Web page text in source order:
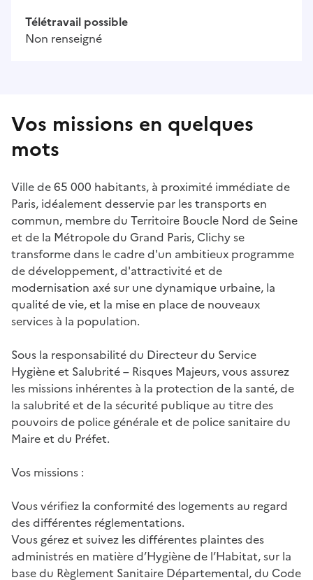
Télétravail possible
Non renseigné
Vos missions en quelques
mots
Ville de 65 000 habitants, à proximité immédiate de
Paris, idéalement desservie par les transports en
commun, membre du Territoire Boucle Nord de Seine
et de la Métropole du Grand Paris, Clichy se
transforme dans le cadre d'un ambitieux programme
de développement, d'attractivité et de
modernisation axé sur une dynamique urbaine, la
qualité de vie, et la mise en place de nouveaux
services à la population.
Sous la responsabilité du Directeur du Service
Hygiène et Salubrité – Risques Majeurs, vous assurez
les missions inhérentes à la protection de la santé, de
la salubrité et de la sécurité publique au titre des
pouvoirs de police générale et de police sanitaire du
Maire et du Préfet.
Vos missions :
Vous vérifiez la conformité des logements au regard
des différentes réglementations.
Vous gérez et suivez les différentes plaintes des
administrés en matière d’Hygiène de l’Habitat, sur la
base du Règlement Sanitaire Départemental, du Code